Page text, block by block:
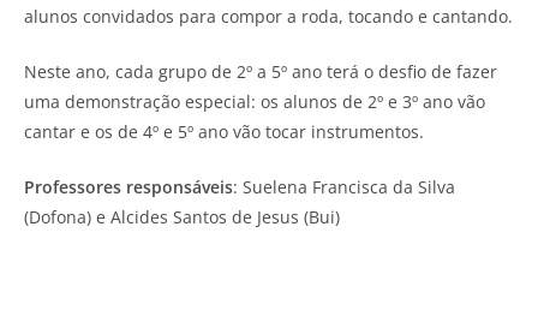
alunos convidados para compor a roda, tocando e cantando.
Neste ano, cada grupo de 2º a 5º ano terá o desfio de fazer
uma demonstração especial: os alunos de 2º e 3º ano vão
cantar e os de 4º e 5º ano vão tocar instrumentos.
Professores responsáveis: Suelena Francisca da Silva
(Dofona) e Alcides Santos de Jesus (Bui)